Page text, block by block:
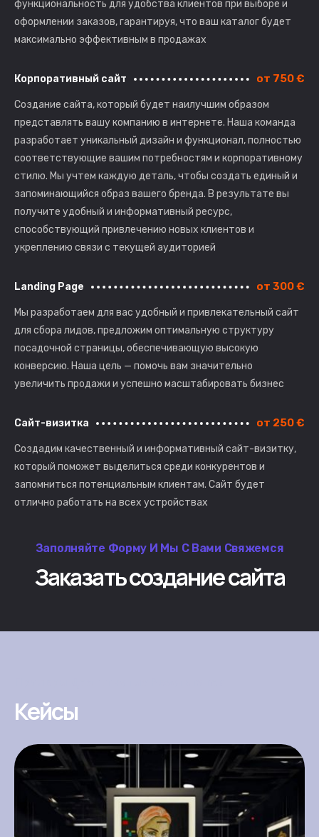
функциональность для удобства клиентов при выборе и
оформлении заказов, гарантируя, что ваш каталог будет
максимально эффективным в продажах
Корпоративный сайт от 750 €
Создание сайта, который будет наилучшим образом
представлять вашу компанию в интернете. Наша команда
разработает уникальный дизайн и функционал, полностью
соответствующие вашим потребностям и корпоративному
стилю. Мы учтем каждую деталь, чтобы создать единый и
запоминающийся образ вашего бренда. В результате вы
получите удобный и информативный ресурс,
способствующий привлечению новых клиентов и
укреплению связи с текущей аудиторией
Landing Page от 300 €
Мы разработаем для вас удобный и привлекательный сайт
для сбора лидов, предложим оптимальную структуру
посадочной страницы, обеспечивающую высокую
конверсию. Наша цель — помочь вам значительно
увеличить продажи и успешно масштабировать бизнес
Сайт-визитка от 250 €
Создадим качественный и информативный сайт-визитку,
который поможет выделиться среди конкурентов и
запомниться потенциальным клиентам. Сайт будет
отлично работать на всех устройствах
Заполняйте Форму И Мы С Вами Свяжемся
Заказать создание сайта
Кейсы